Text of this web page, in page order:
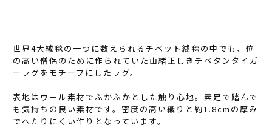
世界4大絨毯の一つに数えられるチベット絨毯の中でも、位
の高い僧侶のために作られていた由緒正しきチベタンタイガ
ーラグをモチーフにしたラグ。
表地はウール素材でふかふかとした触り心地。素足で踏んで
も気持ちの良い素材です。密度の高い織りと約1.8cmの厚み
でへたりにくい作りとなっています。